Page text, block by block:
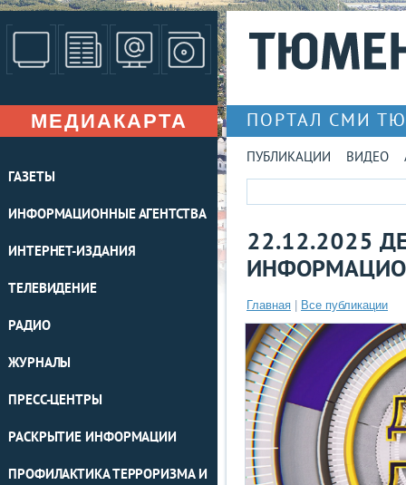
МЕДИАКАРТА
ГАЗЕТЫ
ИНФОРМАЦИОННЫЕ АГЕНТСТВА
ИНТЕРНЕТ-ИЗДАНИЯ
ТЕЛЕВИДЕНИЕ
РАДИО
ЖУРНАЛЫ
ПРЕСС-ЦЕНТРЫ
РАСКРЫТИЕ ИНФОРМАЦИИ
ПРОФИЛАКТИКА ТЕРРОРИЗМА И
ПОРТАЛ СМИ
ПУБЛИКАЦИИ ВИДЕО
22.12.2025
Главная Все публикации